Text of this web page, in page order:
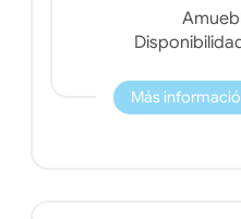
Más